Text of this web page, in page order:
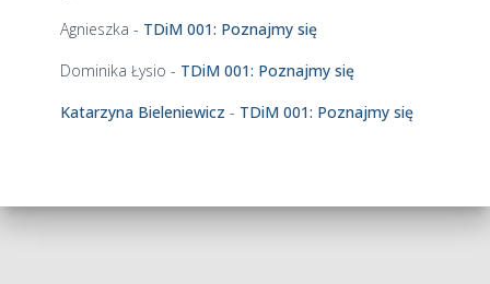
Agnieszka - TDiM 001: Poznajmy się
Dominika Łysio - TDiM 001: Poznajmy się
Katarzyna Bieleniewicz - TDiM 001: Poznajmy się